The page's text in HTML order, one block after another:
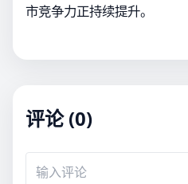
市竞争力正持续提升。
评论 (0)